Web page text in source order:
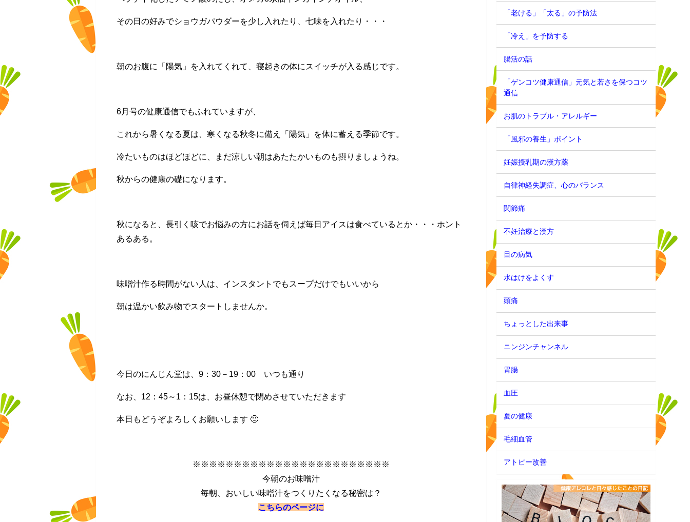
その日の好みでショウガパウダーを少し入れたり、七味を入れたり・・・
朝のお腹に「陽気」を入れてくれて、寝起きの体にスイッチが入る感じです。
6月号の健康通信でもふれていますが、
これから暑くなる夏は、寒くなる秋冬に備え「陽気」を体に蓄える季節です。
冷たいものはほどほどに、まだ涼しい朝はあたたかいものも摂りましょうね。
秋からの健康の礎になります。
秋になると、長引く咳でお悩みの方にお話を伺えば毎日アイスは食べているとか・・・ホント
あるある。
味噌汁作る時間がない人は、インスタントでもスープだけでもいいから
朝は温かい飲み物でスタートしませんか。
今日のにんじん堂は、9：30－19：00 いつも通り
なお、12：45～1：15は、お昼休憩で閉めさせていただきます
本日もどうぞよろしくお願いします 🙂
※※※※※※※※※※※※※※※※※※※※※※※※
今朝のお味噌汁
毎朝、おいしい味噌汁をつくりたくなる秘密は？
こちらのページに
「老ける」「太る」の予防法
「冷え」を予防する
腸活の話
「ゲンコツ健康通信」元気と若さを保つコツ
通信
お肌のトラブル・アレルギー
「風邪の養生」ポイント
妊娠授乳期の漢方薬
自律神経失調症、心のバランス
関節痛
不妊治療と漢方
目の病気
水はけをよくす
頭痛
ちょっとした出来事
ニンジンチャンネル
胃腸
血圧
夏の健康
毛細血管
アトピー改善